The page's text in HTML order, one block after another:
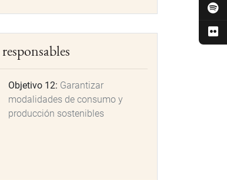
Objetivo 12: Garantizar
modalidades de consumo y
producción sostenibles